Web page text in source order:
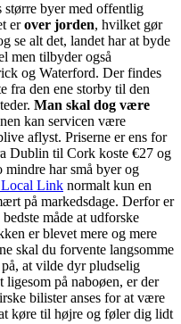
større byer med offentlig
erover jorden, hvilket gør
se alt det, landet har at byde
men tilbyder også
og Waterford. Der findes
fra den ene storby til den
Man skal dog være
kan servicen være
aflyst. Priserne er ens for
Dublin til Cork koste €27 og
har små byer og
Link normalt kun en
på markedsdage. Derfor er
måde at udforske
er blevet mere og mere
skal du forvente langsomme
at vilde dyr pludselig
på naboøen, er der
bilister anses for at være
køre til højre og føler dig lidt